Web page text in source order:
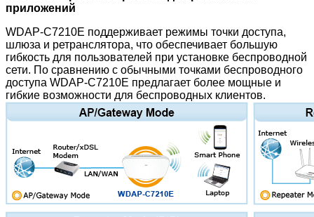
приложений
WDAP-C7210E поддерживает режимы точки доступа,
шлюза и ретранслятора, что обеспечивает большую
гибкость для пользователей при установке беспроводной
сети. По сравнению с обычными точками беспроводного
доступа WDAP-C7210E предлагает более мощные и
гибкие возможности для беспроводных клиентов.